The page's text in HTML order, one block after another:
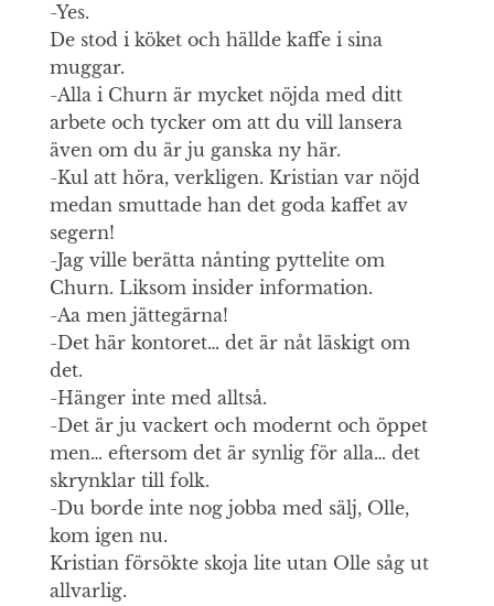
-Yes.
De stod i köket och hällde kaffe i sina
muggar.
-Alla i Churn är mycket nöjda med ditt
arbete och tycker om att du vill lansera
även om du är ju ganska ny här.
-Kul att höra, verkligen. Kristian var nöjd
medan smuttade han det goda kaffet av
segern!
-Jag ville berätta nånting pyttelite om
Churn. Liksom insider information.
-Aa men jättegärna!
-Det här kontoret… det är nåt läskigt om
det.
-Hänger inte med alltså.
-Det är ju vackert och modernt och öppet
men… eftersom det är synlig för alla… det
skrynklar till folk.
-Du borde inte nog jobba med sälj, Olle,
kom igen nu.
Kristian försökte skoja lite utan Olle såg ut
allvarlig.